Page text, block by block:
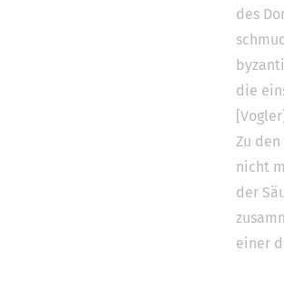
des
die
Zu
nicht
der
einer